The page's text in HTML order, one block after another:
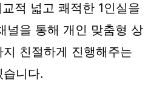
교적 넓고 쾌적한 1인실을
널을 통해 개인 맞춤형 상
친절하게 진행해주는
니다.